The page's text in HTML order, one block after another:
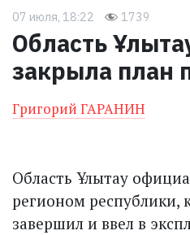
07 июля, 18:22 1739
Область
закрыла план
Григорий ГАРАНИН
Область Ұлытау
регионом республики,
завершил и ввел в